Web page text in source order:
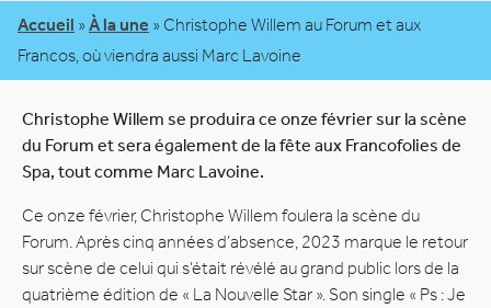
Accueil » À la une » Christophe Willem au Forum et aux
Francos, où viendra aussi Marc Lavoine
Christophe Willem se produira ce onze février sur la scène
du Forum et sera également de la fête aux Francofolies de
Spa, tout comme Marc Lavoine.
Ce onze février, Christophe Willem foulera la scène du
Forum. Après cinq années d’absence, 2023 marque le retour
sur scène de celui qui s’était révélé au grand public lors de la
quatrième édition de « La Nouvelle Star ». Son single « Ps : Je